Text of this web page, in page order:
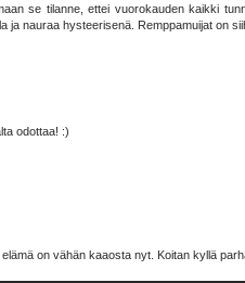
se tilanne, ettei vuorokauden kaikki
ja nauraa hysteerisenä. Remppamuijat on
odottaa! :)
elämä on vähän kaaosta nyt. Koitan kyllä